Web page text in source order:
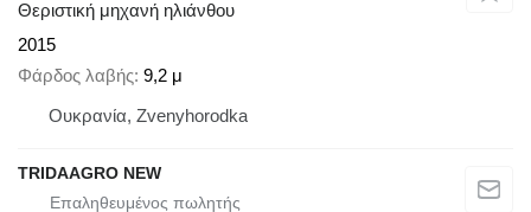
Θεριστική μηχανή ηλιάνθου
2015
Φάρδος λαβής 9,2 μ
Ουκρανία, Zvenyhorodka
TRIDAAGRO NEW